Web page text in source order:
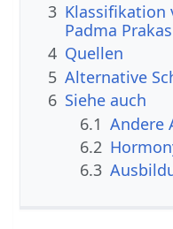
3 Klassifikation
Padma
4 Quellen
5 Alternative
6 Siehe auch
6.1 Andere
6.2
6.3